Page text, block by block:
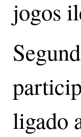
jogos
ligado